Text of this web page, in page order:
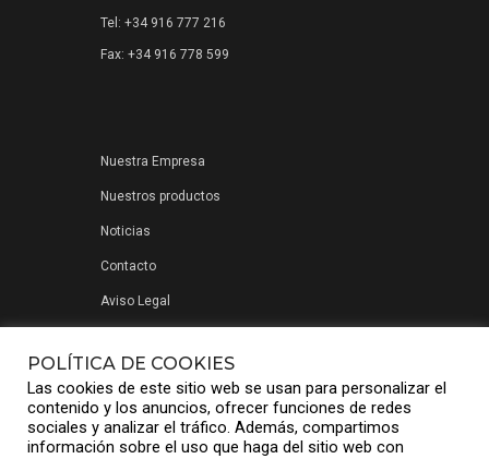
Tel: +34 916 777 216
Fax: +34 916 778 599
Nuestra Empresa
Nuestros productos
Noticias
Contacto
Aviso Legal
POLÍTICA DE COOKIES
Las cookies de este sitio web se usan para personalizar el
contenido y los anuncios, ofrecer funciones de redes
sociales y analizar el tráfico. Además, compartimos
información sobre el uso que haga del sitio web con